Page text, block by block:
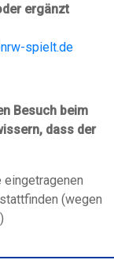
ergänzt
spielt.de
Besuch beim
dass der
(wegen